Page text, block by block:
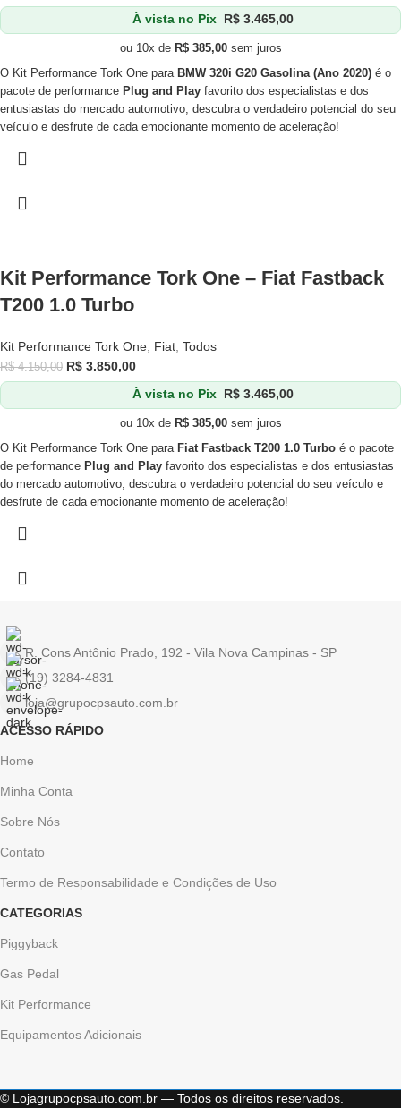
À vista no Pix R$ 3.465,00
ou 10x de R$385,00sem juros
O Kit Performance Tork One para BMW 320i G20 Gasolina (Ano 2020) é o
pacote de performance Plug and Play favorito dos especialistas e dos
entusiastas do mercado automotivo, descubra o verdadeiro potencial do seu
veículo e desfrute de cada emocionante momento de aceleração!
Kit Performance Tork One – Fiat Fastback
T200 1.0 Turbo
Kit Performance Tork One Fiat Todos
R$4.150,00 R$ 3.850,00
À vista no Pix R$ 3.465,00
ou 10x de R$385,00sem juros
O Kit Performance Tork One para Fiat Fastback T200 1.0 Turbo é o pacote
de performance Plug and Play favorito dos especialistas e dos entusiastas
do mercado automotivo, descubra o verdadeiro potencial do seu veículo e
desfrute de cada emocionante momento de aceleração!
R. Cons Antônio Prado, 192 - Vila Nova Campinas - SP
(19) 3284-4831
loja@grupocpsauto.com.br
ACESSO RÁPIDO
Home
Minha Conta
Sobre Nós
Contato
Termo de Responsabilidade e Condições de Uso
CATEGORIAS
Piggyback
Gas Pedal
Kit Performance
Equipamentos Adicionais
© Lojagrupocpsauto.com.br — Todos os direitos reservados.